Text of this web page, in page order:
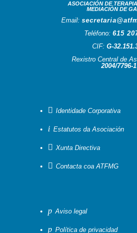
ASOCIACIÓN DE
MEDIACIÓN DE
Email:
Teléfono:615
CIF:G-
Rexistro Central de
2004/7796-1
 Identidade Corporativa
i Estatutos da Asociación
 Xunta Directiva
 Contacta coa ATFMG
p Aviso legal
p Política de privacidad